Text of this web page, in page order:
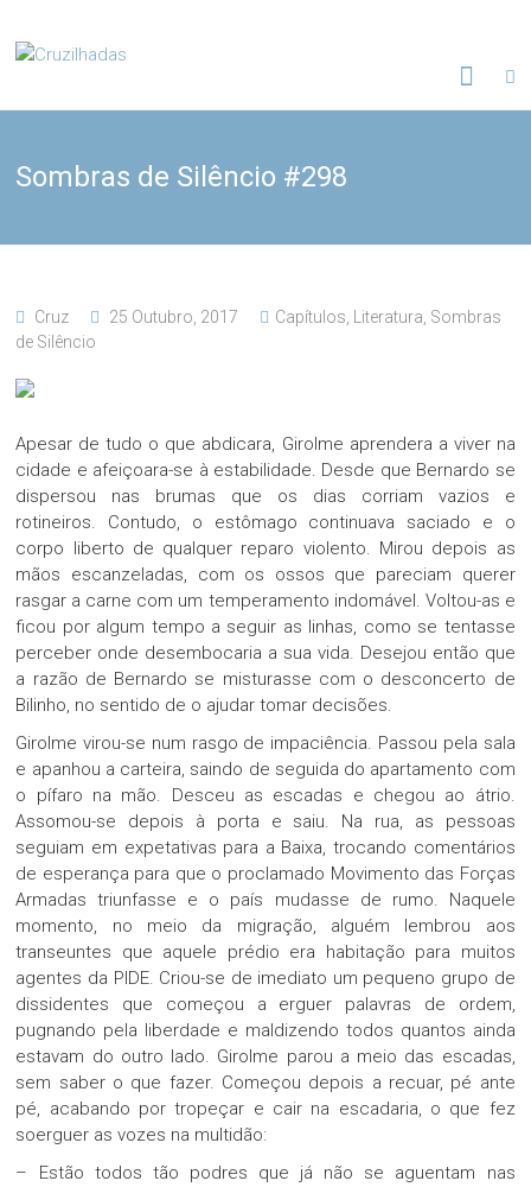
content
Cruzilhadas
Sombras de Silêncio #298
Cruz 25 Outubro, 2017 Capítulos Literatura Sombras
de Silêncio
Apesar de tudo o que abdicara, Girolme aprendera a viver na
cidade e afeiçoara-se à estabilidade. Desde que Bernardo se
dispersou nas brumas que os dias corriam vazios e
rotineiros. Contudo, o estômago continuava saciado e o
corpo liberto de qualquer reparo violento. Mirou depois as
mãos escanzeladas, com os ossos que pareciam querer
rasgar a carne com um temperamento indomável. Voltou-as e
ficou por algum tempo a seguir as linhas, como se tentasse
perceber onde desembocaria a sua vida. Desejou então que
a razão de Bernardo se misturasse com o desconcerto de
Bilinho, no sentido de o ajudar tomar decisões.
Girolme virou-se num rasgo de impaciência. Passou pela sala
e apanhou a carteira, saindo de seguida do apartamento com
o pífaro na mão. Desceu as escadas e chegou ao átrio.
Assomou-se depois à porta e saiu. Na rua, as pessoas
seguiam em expetativas para a Baixa, trocando comentários
de esperança para que o proclamado Movimento das Forças
Armadas triunfasse e o país mudasse de rumo. Naquele
momento, no meio da migração, alguém lembrou aos
transeuntes que aquele prédio era habitação para muitos
agentes da PIDE. Criou-se de imediato um pequeno grupo de
dissidentes que começou a erguer palavras de ordem,
pugnando pela liberdade e maldizendo todos quantos ainda
estavam do outro lado. Girolme parou a meio das escadas,
sem saber o que fazer. Começou depois a recuar, pé ante
pé, acabando por tropeçar e cair na escadaria, o que fez
soerguer as vozes na multidão:
– Estão todos tão podres que já não se aguentam nas